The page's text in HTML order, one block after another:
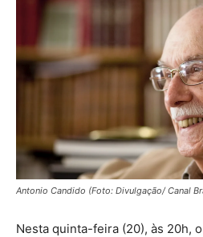
Antonio Candido (Foto: Divulgação/ Canal
Nesta quinta-feira (20), às 20h,